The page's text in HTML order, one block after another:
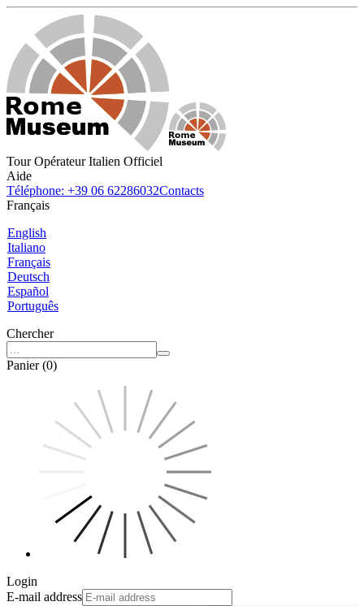
Tour Opérateur Italien Officiel
Aide
Téléphone: +39 06 62286032Contacts
Français
English
Italiano
Français
Deutsch
Español
Português
Chercher
Panier (0)
Login
E-mail address